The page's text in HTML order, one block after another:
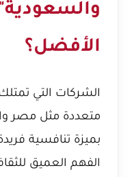
الأفضل؟
الشركات التي
متعددة مثل مصر
بميزة تنافسية
الفهم العميق